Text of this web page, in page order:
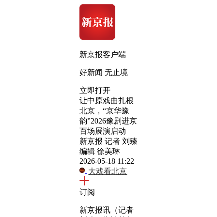
新京报客户端
好新闻 无止境
立即打开
让中原戏曲扎根
北京，“京华豫
韵”2026豫剧进京
百场展演启动
新京报 记者 刘臻
编辑 徐美琳
2026-05-18 11:22
大戏看北京
订阅
新京报讯（记者